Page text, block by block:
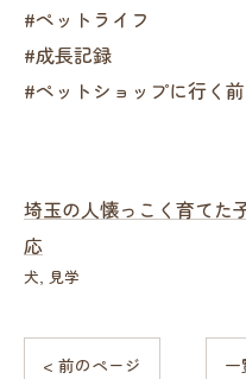
#ペットライフ
#成長記録
#ペットショップに行く
埼玉の人懐っこく育てた
応
犬 見学
< 前のページ 一